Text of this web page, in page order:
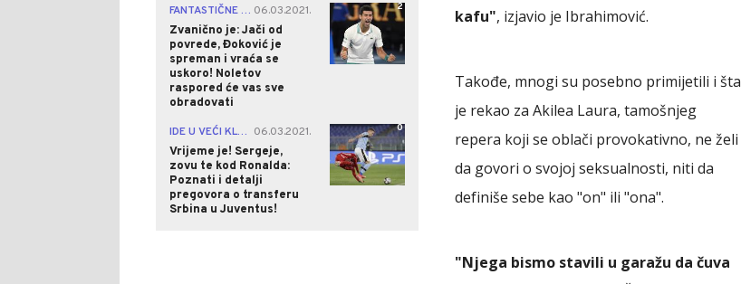
FANTASTIČNE VIJESTI! |
06.03.2021.
Zvanično je: Jači od
povrede, Đoković je
spreman i vraća se
uskoro! Noletov
raspored će vas sve
obradovati
2
IDE U VEĆI KLUB? |
06.03.2021.
Vrijeme je! Sergeje,
zovu te kod Ronalda:
Poznati i detalji
pregovora o transferu
Srbina u Juventus!
0
kafu", izjavio je Ibrahimović.
Takođe, mnogi su posebno primijetili i šta
je rekao za Akilea Laura, tamošnjeg
repera koji se oblači provokativno, ne želi
da govori o svojoj seksualnosti, niti da
definiše sebe kao "on" ili "ona".
"Njega bismo stavili u garažu da čuva